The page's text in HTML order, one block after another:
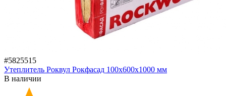
#5825515
Утеплитель Роквул Рокфасад 100х600х1000 мм
В наличии